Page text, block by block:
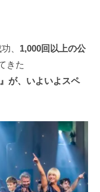
、 1,000回以上の公
きた
が、いよいよスペ